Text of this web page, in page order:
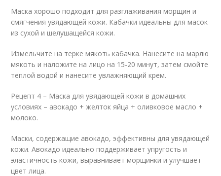
Маска хорошо подходит для разглаживания морщин и
смягчения увядающей кожи. Кабачки идеальны для масок
из сухой и шелушащейся кожи.
Измельчите на терке мякоть кабачка. Нанесите на марлю
мякоть и наложите на лицо на 15-20 минут, затем смойте
теплой водой и нанесите увлажняющий крем.
Рецепт 4 – Маска для увядающей кожи в домашних
условиях – авокадо + желток яйца + оливковое масло +
молоко.
Маски, содержащие авокадо, эффективны для увядающей
кожи. Авокадо идеально поддерживает упругость и
эластичность кожи, выравнивает морщинки и улучшает
цвет лица.